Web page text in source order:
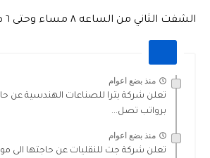
الشفت الثاني من الساعه ٨ مساء وحتى ٦ صباحا.
منذ بضع اعوام
تعلن شركة بترا للصناعات الهندسية عن
برواتب تصل...
منذ بضع اعوام
تعلن شركة جت للنقليات عن حاجتها الى